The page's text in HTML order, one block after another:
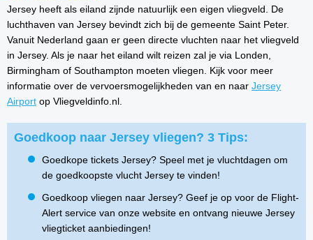
Jersey heeft als eiland zijnde natuurlijk een eigen vliegveld. De
luchthaven van Jersey bevindt zich bij de gemeente Saint Peter.
Vanuit Nederland gaan er geen directe vluchten naar het vliegveld
in Jersey. Als je naar het eiland wilt reizen zal je via Londen,
Birmingham of Southampton moeten vliegen. Kijk voor meer
informatie over de vervoersmogelijkheden van en naar Jersey
Airport op Vliegveldinfo.nl.
Goedkoop naar Jersey vliegen? 3 Tips:
Goedkope tickets Jersey? Speel met je vluchtdagen om
de goedkoopste vlucht Jersey te vinden!
Goedkoop vliegen naar Jersey? Geef je op voor de Flight-
Alert service van onze website en ontvang nieuwe Jersey
vliegticket aanbiedingen!